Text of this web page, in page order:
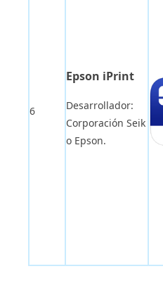
6
Epson iPrint
Desarrollador:
Corporación Seik
o Epson.